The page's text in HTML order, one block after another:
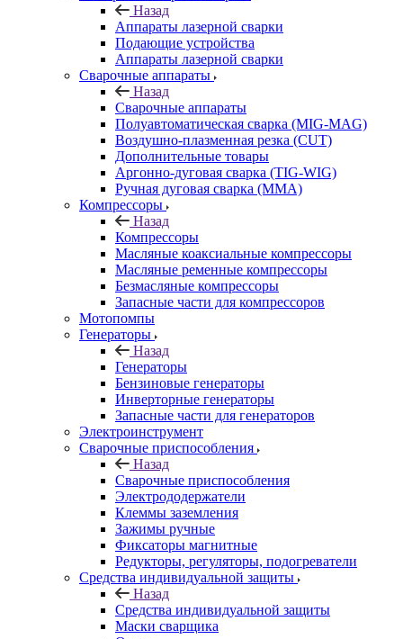
Назад
Аппараты лазерной сварки
Подающие устройства
Аппараты лазерной сварки
Сварочные аппараты
Назад
Сварочные аппараты
Полуавтоматическая сварка (MIG-MAG)
Воздушно-плазменная резка (CUT)
Дополнительные товары
Аргонно-дуговая сварка (TIG-WIG)
Ручная дуговая сварка (MMA)
Компрессоры
Назад
Компрессоры
Масляные коаксиальные компрессоры
Масляные ременные компрессоры
Безмасляные компрессоры
Запасные части для компрессоров
Мотопомпы
Генераторы
Назад
Генераторы
Бензиновые генераторы
Инверторные генераторы
Запасные части для генераторов
Электроинструмент
Сварочные приспособления
Назад
Сварочные приспособления
Электрододержатели
Клеммы заземления
Зажимы ручные
Фиксаторы магнитные
Редукторы, регуляторы, подогреватели
Средства индивидуальной защиты
Назад
Средства индивидуальной защиты
Маски сварщика